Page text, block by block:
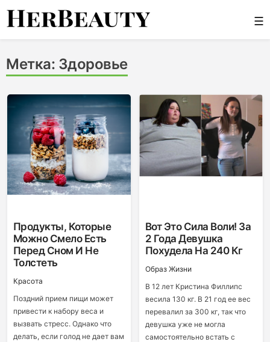
Skip
☰
Метка: Здоровье
Продукты, Которые
Можно Смело Есть
Перед Сном И Не
Толстеть
Красота
Поздний прием пищи может
привести к набору веса и
вызвать стресс. Однако что
делать, если голод не дает вам
Вот Это Сила Воли! За
2 Года Девушка
Похудела На 240 Кг
Образ Жизни
В 12 лет Кристина Филлипс
весила 130 кг. В 21 год ее вес
перевалил за 300 кг, так что
девушка уже не могла
самостоятельно встать с